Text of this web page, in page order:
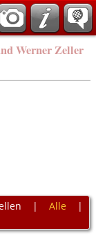
Werner Zeller
| Alle |